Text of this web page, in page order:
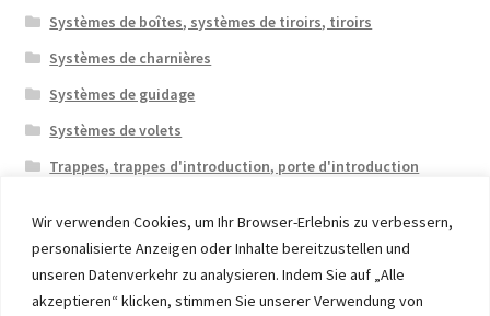
Wir verwenden Cookies, um Ihr Browser-Erlebnis zu verbessern,
personalisierte Anzeigen oder Inhalte bereitzustellen und
unseren Datenverkehr zu analysieren. Indem Sie auf „Alle
akzeptieren“ klicken, stimmen Sie unserer Verwendung von
Systèmes de boîtes, systèmes de tiroirs, tiroirs
Systèmes de charnières
Systèmes de guidage
Systèmes de volets
Trappes, trappes d'introduction, porte d'introduction